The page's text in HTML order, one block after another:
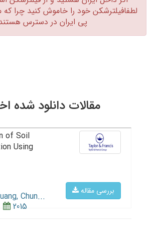
لطفافیلترشکن خود را خاموش کنید چرا که
پی ایران در دسترس هستند.‏
مقالات دانلود شده اخیر
بررسی مقاله
of Soil
Using
Huang, Chun...
2015